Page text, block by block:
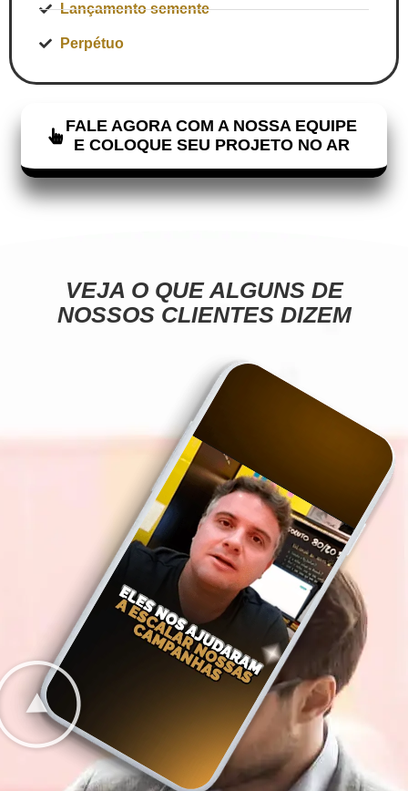
Lançamento semente
Perpétuo
FALE AGORA COM A NOSSA EQUIPE
E COLOQUE SEU PROJETO NO AR
VEJA O QUE ALGUNS DE
NOSSOS CLIENTES DIZEM